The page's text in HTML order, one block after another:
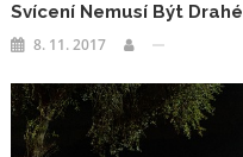
Svícení Nemusí Být Drahé
8. 11. 2017